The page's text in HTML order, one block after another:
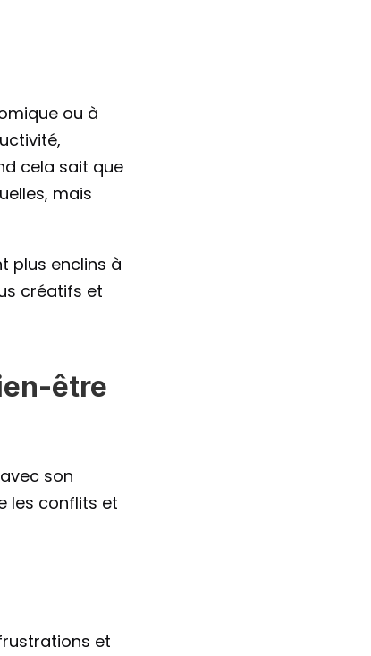
ou à
cela sait que
mais
plus enclins à
créatifs et
être
son
les conflits et
et